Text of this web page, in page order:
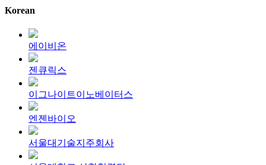
Korean
에이비온
젠큐릭스
이그나이트이노베이터스
엔젠바이오
서울대기술지주회사